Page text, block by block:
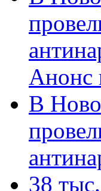
Анонс
В
38